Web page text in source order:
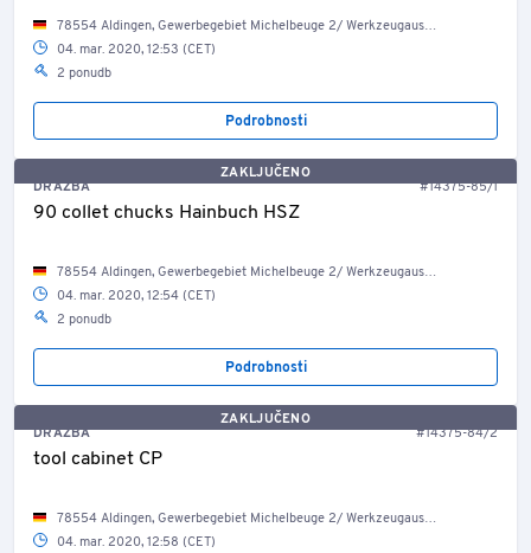
78554 Aldingen, Gewerbegebiet Michelbeuge 2/ Werkzeugausgabe
04. mar. 2020, 12:53 (CET)
2 ponudb
Podrobnosti
ZAKLJUČENO
DRAŽBA
#14375-85/1
90 collet chucks Hainbuch HSZ
78554 Aldingen, Gewerbegebiet Michelbeuge 2/ Werkzeugausgabe
04. mar. 2020, 12:54 (CET)
2 ponudb
Podrobnosti
ZAKLJUČENO
DRAŽBA
#14375-84/2
tool cabinet CP
78554 Aldingen, Gewerbegebiet Michelbeuge 2/ Werkzeugausgabe
04. mar. 2020, 12:58 (CET)